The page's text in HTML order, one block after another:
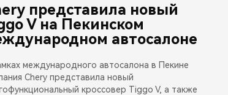
представила новый
V на Пекинском
автосалоне
международного автосалона в Пекине
Chery представила новый
кроссовер Tiggo V, а также